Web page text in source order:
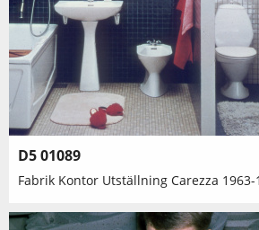
D5 01089
Fabrik Kontor Utställning Carezza 1963-